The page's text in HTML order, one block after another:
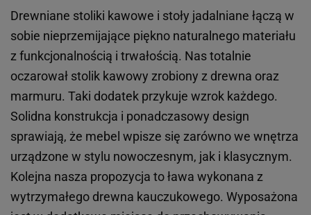
Drewniane stoliki kawowe i stoły jadalniane łączą w
sobie nieprzemijające piękno naturalnego materiału
z funkcjonalnością i trwałością. Nas totalnie
oczarował stolik kawowy zrobiony z drewna oraz
marmuru. Taki dodatek przykuje wzrok każdego.
Solidna konstrukcja i ponadczasowy design
sprawiają, że mebel wpisze się zarówno we wnętrza
urządzone w stylu nowoczesnym, jak i klasycznym.
Kolejna nasza propozycja to ława wykonana z
wytrzymałego drewna kauczukowego. Wyposażona